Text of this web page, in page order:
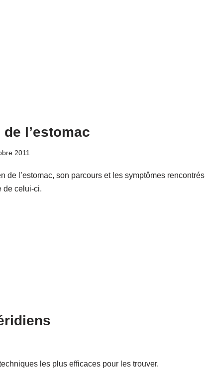
l’estomac
2011
de l’estomac, son parcours et les symptômes rencontrés
de celui-ci.
les plus efficaces pour les trouver.